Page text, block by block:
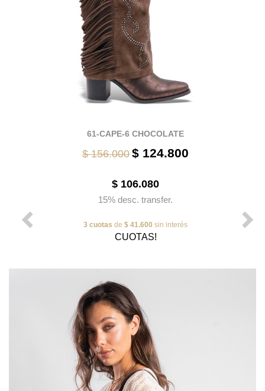
61-CAPE-6 CHOCOLATE
$ 156.000 $ 124.800
$ 106.080
15% desc. transfer.
3 cuotas de $ 41.600 sin interés
CUOTAS!